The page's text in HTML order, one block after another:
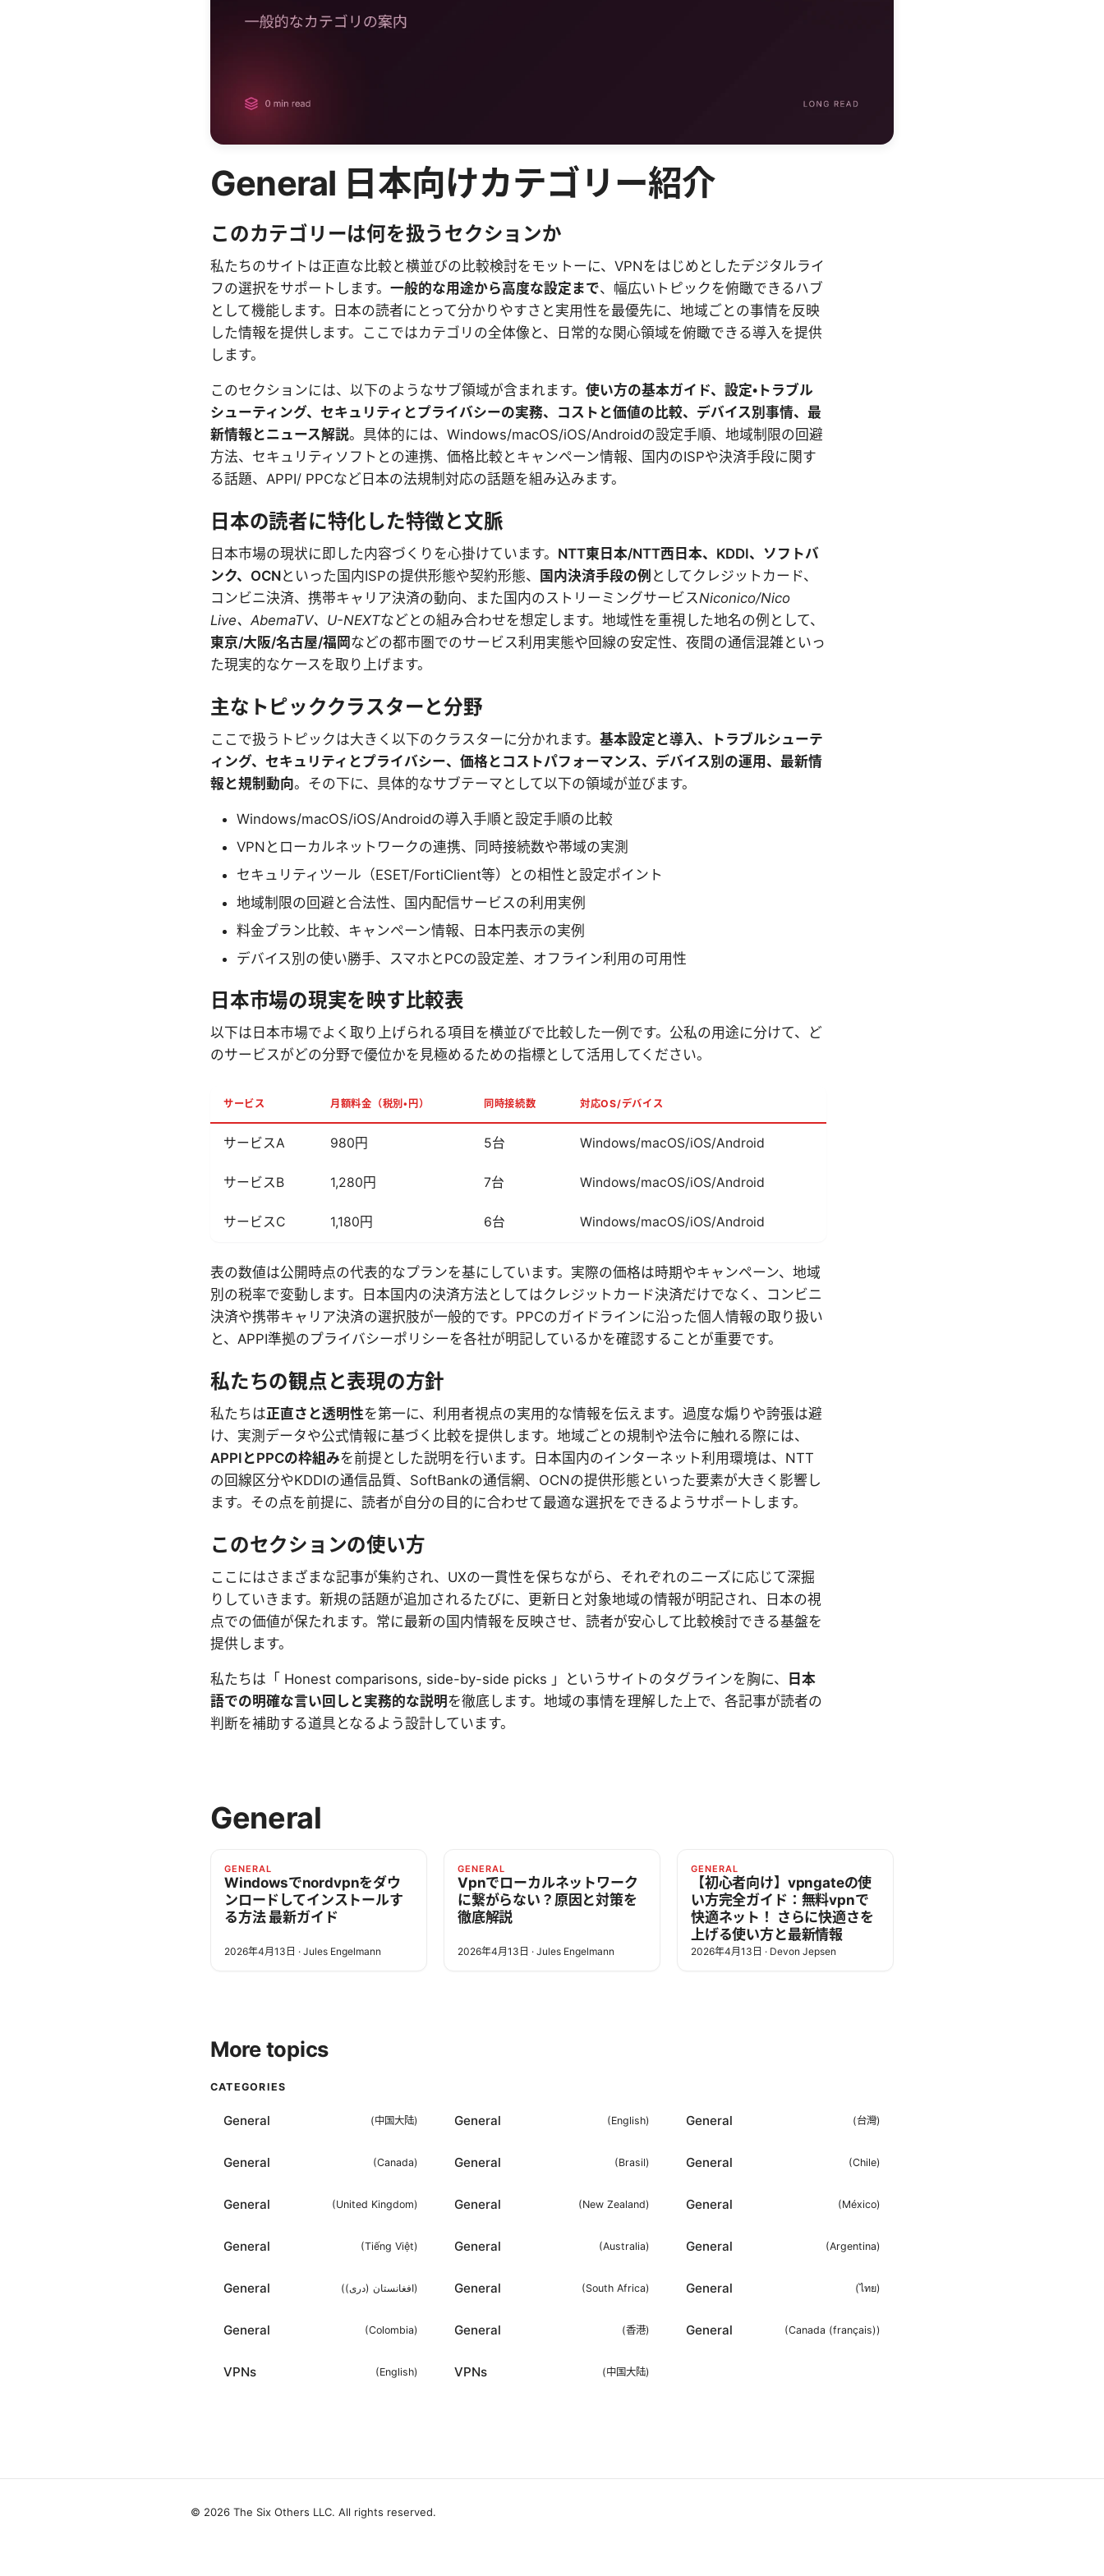
General 日本向けカテゴリー紹介
このカテゴリーは何を扱うセクションか
私たちのサイトは正直な比較と横並びの比較検討をモットーに、VPNをはじめとしたデジタルライ
フの選択をサポートします。 一般的な用途から高度な設定まで、幅広いトピックを俯瞰できるハブ
として機能します。日本の読者にとって分かりやすさと実用性を最優先に、地域ごとの事情を反映
した情報を提供します。ここではカテゴリの全体像と、日常的な関心領域を俯瞰できる導入を提供
します。
このセクションには、以下のようなサブ領域が含まれます。 使い方の基本ガイド、設定・トラブル
シューティング、セキュリティとプライバシーの実務、コストと価値の比較、デバイス別事情、最
新情報とニュース解説。具体的には、Windows/macOS/iOS/Androidの設定手順、地域制限の回避
方法、セキュリティソフトとの連携、価格比較とキャンペーン情報、国内のISPや決済手段に関す
る話題、APPI/ PPCなど日本の法規制対応の話題を組み込みます。
日本の読者に特化した特徴と文脈
日本市場の現状に即した内容づくりを心掛けています。 NTT東日本/NTT西日本、KDDI、ソフトバ
ンク、OCNといった国内ISPの提供形態や契約形態、 国内決済手段の例 としてクレジットカード、
コンビニ決済、携帯キャリア決済の動向、また国内のストリーミングサービスNiconico/Nico
Live、AbemaTV、U-NEXTなどとの組み合わせを想定します。地域性を重視した地名の例として、
東京/大阪/名古屋/福岡 などの都市圏でのサービス利用実態や回線の安定性、夜間の通信混雑といっ
た現実的なケースを取り上げます。
主なトピッククラスターと分野
ここで扱うトピックは大きく以下のクラスターに分かれます。 基本設定と導入、トラブルシューテ
ィング、セキュリティとプライバシー、価格とコストパフォーマンス、デバイス別の運用、最新情
報と規制動向。その下に、具体的なサブテーマとして以下の領域が並びます。
Windows/macOS/iOS/Androidの導入手順と設定手順の比較
VPNとローカルネットワークの連携、同時接続数や帯域の実測
セキュリティツール（ESET/FortiClient等）との相性と設定ポイント
地域制限の回避と合法性、国内配信サービスの利用実例
料金プラン比較、キャンペーン情報、日本円表示の実例
デバイス別の使い勝手、スマホとPCの設定差、オフライン利用の可用性
日本市場の現実を映す比較表
以下は日本市場でよく取り上げられる項目を横並びで比較した一例です。公私の用途に分けて、ど
のサービスがどの分野で優位かを見極めるための指標として活用してください。
サービス 月額料金（税別・円） 同時接続数 対応OS/デバイス
サービスA 980円 5台 Windows/macOS/iOS/Android
サービスB 1,280円 7台 Windows/macOS/iOS/Android
サービスC 1,180円 6台 Windows/macOS/iOS/Android
表の数値は公開時点の代表的なプランを基にしています。実際の価格は時期やキャンペーン、地域
別の税率で変動します。日本国内の決済方法としてはクレジットカード決済だけでなく、コンビニ
決済や携帯キャリア決済の選択肢が一般的です。PPCのガイドラインに沿った個人情報の取り扱い
と、APPI準拠のプライバシーポリシーを各社が明記しているかを確認することが重要です。
私たちの観点と表現の方針
私たちは正直さと透明性を第一に、利用者視点の実用的な情報を伝えます。過度な煽りや誇張は避
け、実測データや公式情報に基づく比較を提供します。地域ごとの規制や法令に触れる際には、
APPIとPPCの枠組みを前提とした説明を行います。日本国内のインターネット利用環境は、NTT
の回線区分やKDDIの通信品質、SoftBankの通信網、OCNの提供形態といった要素が大きく影響し
ます。その点を前提に、読者が自分の目的に合わせて最適な選択をできるようサポートします。
このセクションの使い方
ここにはさまざまな記事が集約され、UXの一貫性を保ちながら、それぞれのニーズに応じて深掘
りしていきます。新規の話題が追加されるたびに、更新日と対象地域の情報が明記され、日本の視
点での価値が保たれます。常に最新の国内情報を反映させ、読者が安心して比較検討できる基盤を
提供します。
私たちは「 Honest comparisons, side-by-side picks 」というサイトのタグラインを胸に、
日本
語での明確な言い回しと実務的な説明 を徹底します。地域の事情を理解した上で、各記事が読者の
判断を補助する道具となるよう設計しています。
General
GENERAL
Windowsでnordvpnをダウ
ンロードしてインストールす
る方法 最新ガイド
2026年4月13日 · Jules Engelmann
GENERAL
Vpnでローカルネットワーク
に繋がらない？原因と対策を
徹底解説
2026年4月13日 · Jules Engelmann
GENERAL
【初心者向け】vpngateの使
い方完全ガイド：無料vpnで
快適ネット！ さらに快適さを
上げる使い方と最新情報
2026年4月13日 · Devon Jepsen
More topics
CATEGORIES
General (中国大陆) General (English) General (台灣)
General (Canada) General (Brasil) General (Chile)
General (United Kingdom) General (New Zealand) General (México)
General (Tiếng Việt) General (Australia) General (Argentina)
General (افغانستان (دری)) General (South Africa) General (ไทย)
General (Colombia) General (香港) General (Canada (français))
VPNs (English) VPNs (中国大陆)
© 2026 The Six Others LLC. All rights reserved.